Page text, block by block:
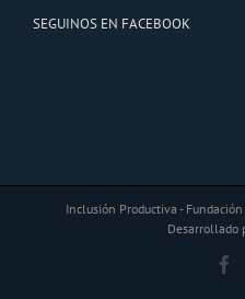
SEGUINOS EN FACEBOOK
Inclusión Productiva -
Desarrollado